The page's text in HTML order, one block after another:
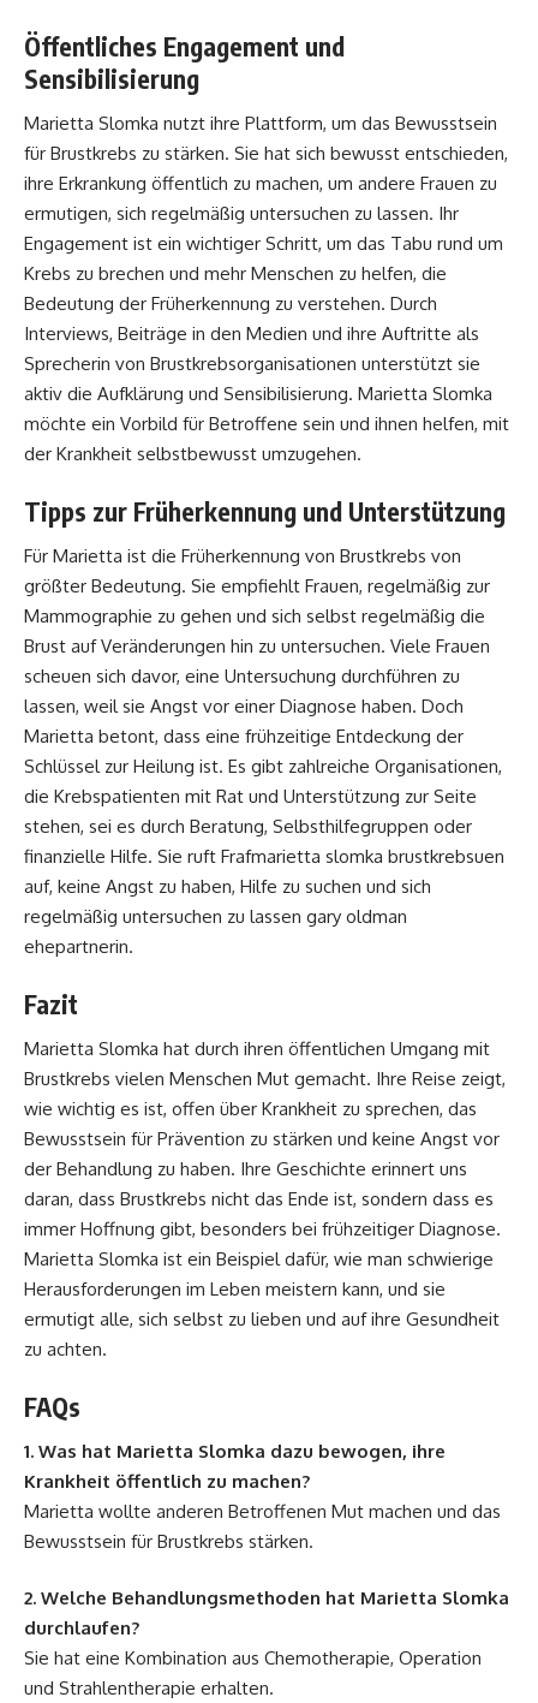
Öffentliches Engagement und
Sensibilisierung
Marietta Slomka nutzt ihre Plattform, um das Bewusstsein
für Brustkrebs zu stärken. Sie hat sich bewusst entschieden,
ihre Erkrankung öffentlich zu machen, um andere Frauen zu
ermutigen, sich regelmäßig untersuchen zu lassen. Ihr
Engagement ist ein wichtiger Schritt, um das Tabu rund um
Krebs zu brechen und mehr Menschen zu helfen, die
Bedeutung der Früherkennung zu verstehen. Durch
Interviews, Beiträge in den Medien und ihre Auftritte als
Sprecherin von Brustkrebsorganisationen unterstützt sie
aktiv die Aufklärung und Sensibilisierung. Marietta Slomka
möchte ein Vorbild für Betroffene sein und ihnen helfen, mit
der Krankheit selbstbewusst umzugehen.
Tipps zur Früherkennung und Unterstützung
Für Marietta ist die Früherkennung von Brustkrebs von
größter Bedeutung. Sie empfiehlt Frauen, regelmäßig zur
Mammographie zu gehen und sich selbst regelmäßig die
Brust auf Veränderungen hin zu untersuchen. Viele Frauen
scheuen sich davor, eine Untersuchung durchführen zu
lassen, weil sie Angst vor einer Diagnose haben. Doch
Marietta betont, dass eine frühzeitige Entdeckung der
Schlüssel zur Heilung ist. Es gibt zahlreiche Organisationen,
die Krebspatienten mit Rat und Unterstützung zur Seite
stehen, sei es durch Beratung, Selbsthilfegruppen oder
finanzielle Hilfe. Sie ruft Frafmarietta slomka brustkrebsuen
auf, keine Angst zu haben, Hilfe zu suchen und sich
regelmäßig untersuchen zu lassen gary oldman
ehepartnerin.
Fazit
Marietta Slomka hat durch ihren öffentlichen Umgang mit
Brustkrebs vielen Menschen Mut gemacht. Ihre Reise zeigt,
wie wichtig es ist, offen über Krankheit zu sprechen, das
Bewusstsein für Prävention zu stärken und keine Angst vor
der Behandlung zu haben. Ihre Geschichte erinnert uns
daran, dass Brustkrebs nicht das Ende ist, sondern dass es
immer Hoffnung gibt, besonders bei frühzeitiger Diagnose.
Marietta Slomka ist ein Beispiel dafür, wie man schwierige
Herausforderungen im Leben meistern kann, und sie
ermutigt alle, sich selbst zu lieben und auf ihre Gesundheit
zu achten.
FAQs
1. Was hat Marietta Slomka dazu bewogen, ihre
Krankheit öffentlich zu machen?
Marietta wollte anderen Betroffenen Mut machen und das
Bewusstsein für Brustkrebs stärken.
2. Welche Behandlungsmethoden hat Marietta Slomka
durchlaufen?
Sie hat eine Kombination aus Chemotherapie, Operation
und Strahlentherapie erhalten.